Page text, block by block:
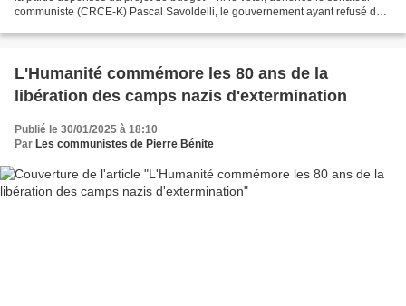
communiste (CRCE-K) Pascal Savoldelli, le gouvernement ayant refusé de
L'Humanité commémore les 80 ans de la
libération des camps nazis d'extermination
Publié le 30/01/2025 à 18:10
Par Les communistes de Pierre Bénite